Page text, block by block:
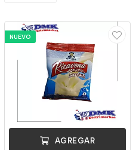
NUEVO
AGREGAR